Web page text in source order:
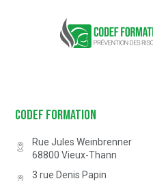
Codef Formation
Rue Jules Weinbrenner
68800 Vieux-Thann
3 rue Denis Papin